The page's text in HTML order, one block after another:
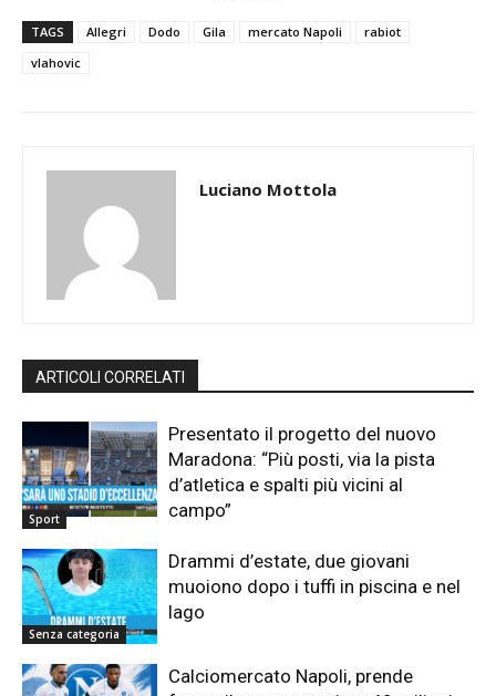
TAGS Allegri Dodo Gila mercato Napoli
rabiot
vlahovic
Luciano Mottola
ARTICOLI CORRELATI
Sport
Presentato il progetto del nuovo
Maradona: “Più posti, via la pista
d’atletica e spalti più vicini al
campo”
Senza categoria
Drammi d’estate, due giovani
muoiono dopo i tuffi in piscina e nel
lago
Calciomercato Napoli, prende